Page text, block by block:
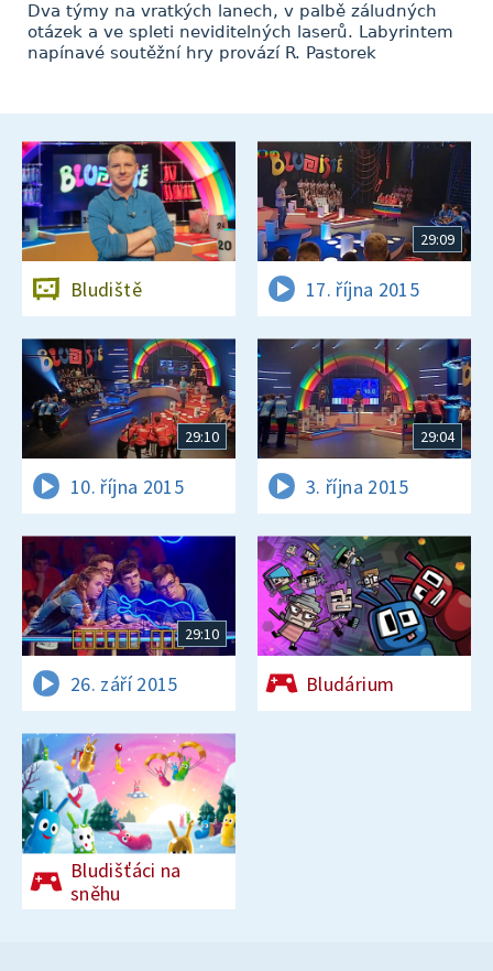
Dva týmy na vratkých lanech, v palbě záludných
otázek a ve spleti neviditelných laserů. Labyrintem
napínavé soutěžní hry provází R. Pastorek
Bludiště
29:09
17. října 2015
29:10
10. října 2015
29:04
3. října 2015
29:10
26. září 2015 Bludárium
Bludišťáci na
sněhu